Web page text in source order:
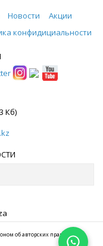
Новости
Акции
конфидициальности
Кб)
об авторских правах.